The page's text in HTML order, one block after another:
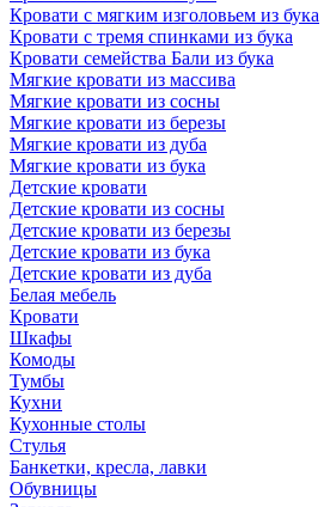
Кровати с мягким изголовьем из бука
Кровати с тремя спинками из бука
Кровати семейства Бали из бука
Мягкие кровати из массива
Мягкие кровати из сосны
Мягкие кровати из березы
Мягкие кровати из дуба
Мягкие кровати из бука
Детские кровати
Детские кровати из сосны
Детские кровати из березы
Детские кровати из бука
Детские кровати из дуба
Белая мебель
Кровати
Шкафы
Комоды
Тумбы
Кухни
Кухонные столы
Стулья
Банкетки, кресла, лавки
Обувницы